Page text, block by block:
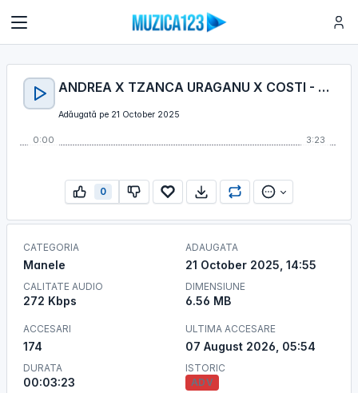
ANDREA X TZANCA URAGANU X COSTI - TOPA TOPA (2025)
Adăugată pe 21 October 2025
0:00 3:23
0
CATEGORIA
Manele
CALITATE AUDIO
272 Kbps
ADAUGATA
21 October 2025, 14:55
DIMENSIUNE
6.56 MB
ACCESARI
174
DURATA
00:03:23
ULTIMA ACCESARE
07 August 2026, 05:54
ISTORIC
ADV